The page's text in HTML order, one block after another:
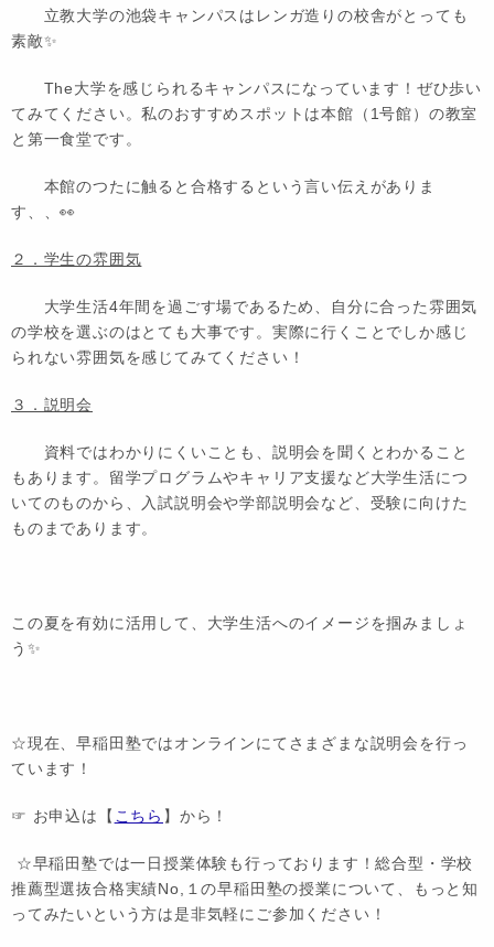
立教大学の池袋キャンパスはレンガ造りの校舎がとっても
素敵✨
The大学を感じられるキャンパスになっています！ぜひ歩い
てみてください。私のおすすめスポットは本館 （1号館）の教室
と 第一食堂です。
本館のつたに触ると合格するという言い伝えがありま
す、、👀
２．学生の雰囲気
大学生活4年間を過ごす場であるため、自分に合った雰囲気
の学校を選ぶのはとても大事です。実際に行くことでしか感じ
られない雰囲気を感じてみてください！
３．説明会
資料ではわかりにくいことも、説明会を聞くとわかること
もあります。留学プログラムやキャリア支援など大学生活につ
いてのものから、入試説明会や学部説明会など、受験に向けた
ものまであります。
この夏を有効に活用して、大学生活へのイメージを掴みましょ
う✨
☆現在、早稲田塾ではオンラインにてさまざまな説明会を行っ
ています！
☞ お申込は【 こちら 】から！
☆早稲田塾では一日授業体験も行っております！総合型・学校
推薦型選抜合格実績No,１の早稲田塾の授業について、もっと知
ってみたいという方は是非気軽にご参加ください！